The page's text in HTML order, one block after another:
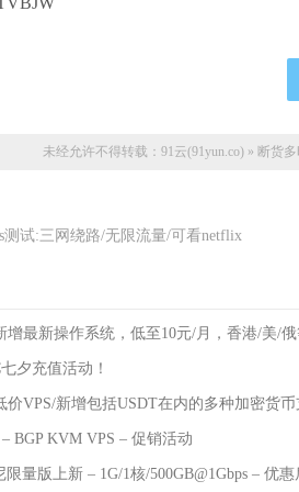
未经允许不得转载： 91云(91yun.co) » 断货
测试:三网绕路/无限流量/可看netflix
增最新操作系统，低至10元/月，香港/美/
夕充值活动！
价VPS/新增包括USDT在内的多种加密货
BGP KVM VPS – 促销活动
量版上新 – 1G/1核/500GB@1Gbps – 优